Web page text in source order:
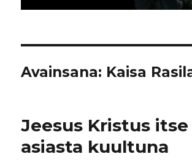
Avainsana: Kaisa
Jeesus Kristus itse
asiasta kuultuna